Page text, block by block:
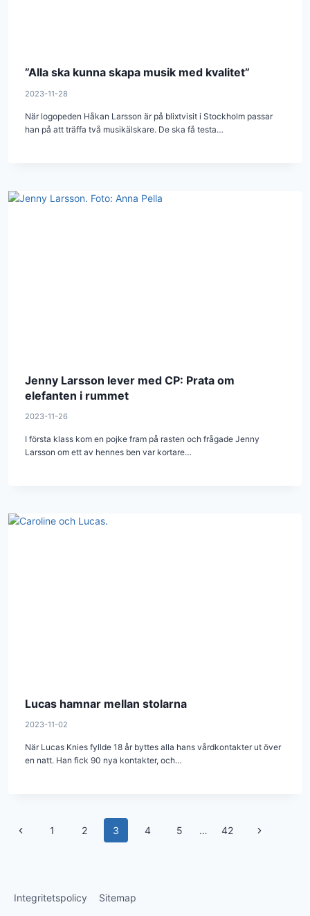
”Alla ska kunna skapa musik med kvalitet”
2023-11-28
När logopeden Håkan Larsson är på blixtvisit i Stockholm passar
han på att träffa två musikälskare. De ska få testa…
Jenny Larsson lever med CP: Prata om
elefanten i rummet
2023-11-26
I första klass kom en pojke fram på rasten och frågade Jenny
Larsson om ett av hennes ben var kortare…
Lucas hamnar mellan stolarna
2023-11-02
När Lucas Knies fyllde 18 år byttes alla hans vårdkontakter ut över
en natt. Han fick 90 nya kontakter, och…
Page
Previous1 2 3 4 5 … 42
Next
Integritetspolicy Sitemap